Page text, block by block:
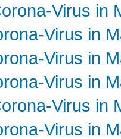
Virus in
Virus in
Virus in
Virus in
Virus in
Virus in